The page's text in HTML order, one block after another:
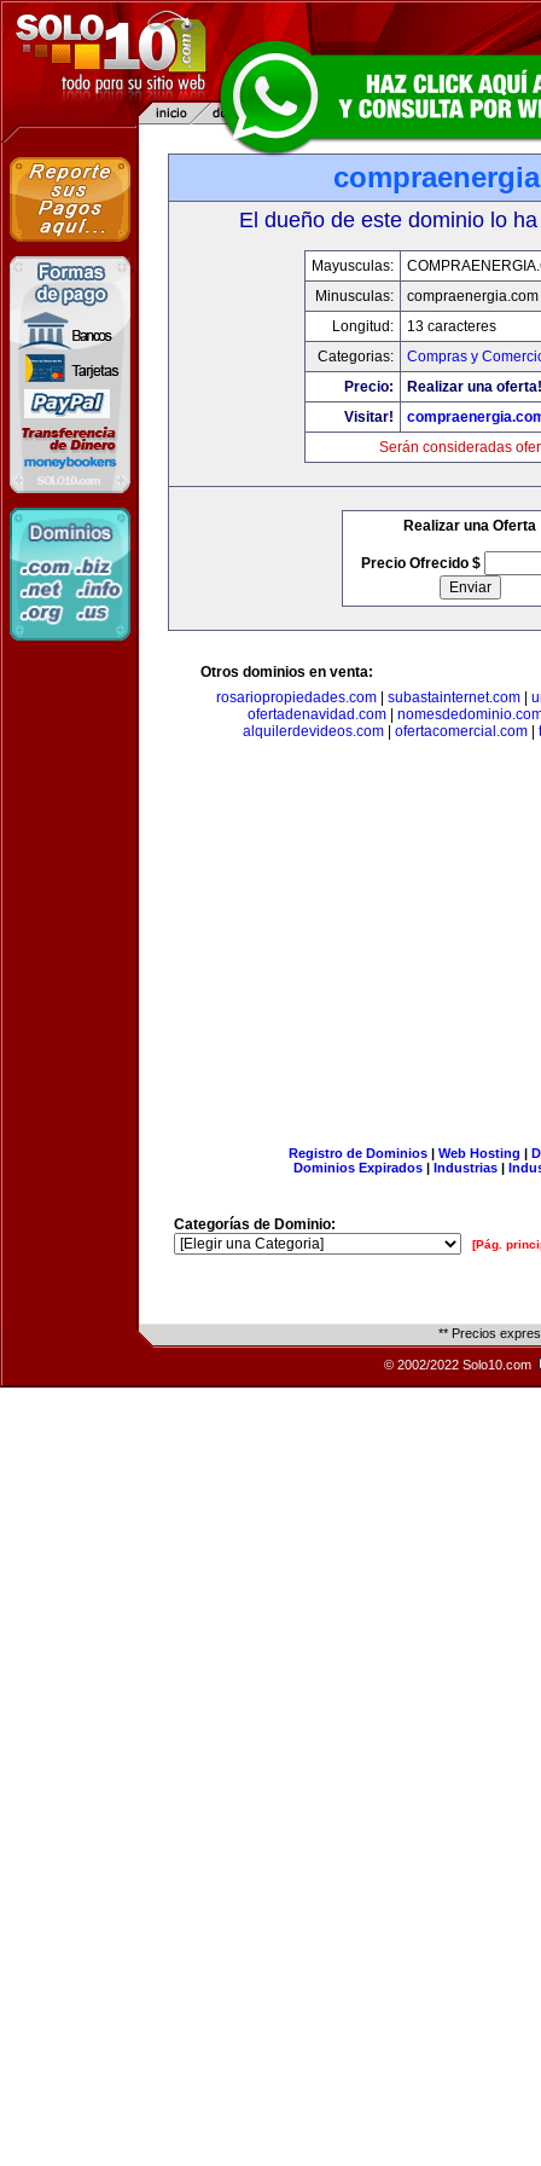
El dueño de este dominio lo
Mayusculas:
Minusculas:
compraenergia.com
Longitud:
13 caracteres
Categorias:
Compras y
Precio:
Realizar una oferta!
Visitar!
Serán consideradas
Realizar una Oferta
Precio Ofrecido $
Otros dominios en venta:
rosariopropiedades.com| subastainternet.com|
ofertadenavidad.com|
alquilerdevideos.com
ofertacomercial.com
Registro de Dominios| Web Hosting |
Dominios Expirados | Industrias |
Categorías de Dominio:
[Pág.
** Precios
© 2002/2022 Solo10.com